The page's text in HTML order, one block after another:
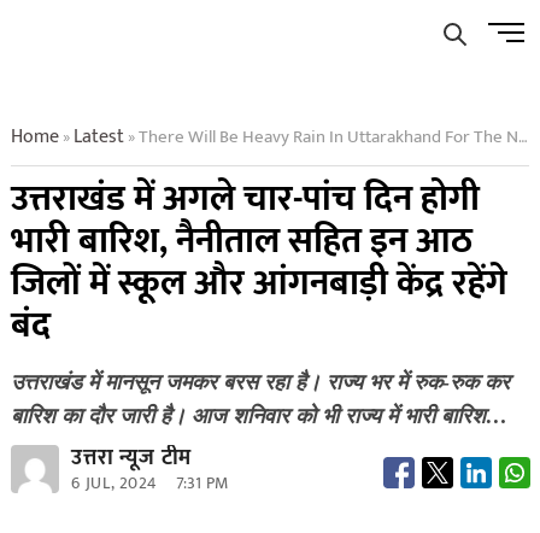
Menu
Home»Latest»There Will Be Heavy Rain In Uttarakhand For The Next Four Five Days Schools And Anganwadi Centers Will Remain Closed In These Eight Districts Including Nainital
उत्तराखंड में अगले चार-पांच दिन होगी
भारी बारिश, नैनीताल सहित इन आठ
जिलों में स्कूल और आंगनबाड़ी केंद्र रहेंगे
बंद
उत्तराखंड में मानसून जमकर बरस रहा है। राज्य भर में रुक-रुक कर
बारिश का दौर जारी है। आज शनिवार को भी राज्य में भारी बारिश…
उत्तरा न्यूज टीम
6 JUL, 2024 7:31 PM